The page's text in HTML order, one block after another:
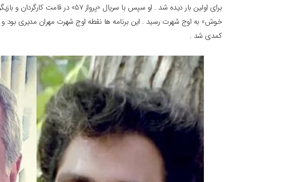
برای اولین بار دیده شد . او سپس با سریال
خوش» به اوج شهرت رسید . این برنامه ها نقطه اوج شهرت مهران مدیری بود و
کمدی شد .